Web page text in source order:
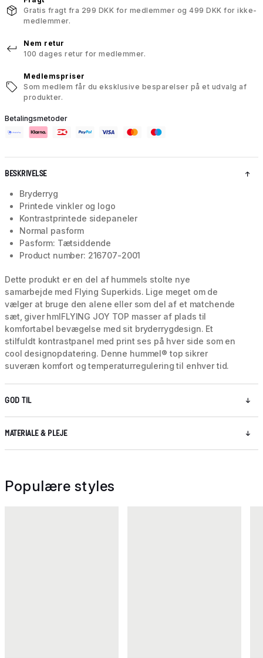
Gratis fragt fra 299 DKK for medlemmer og 499 DKK for ikke-
medlemmer.
Nem retur
100 dages retur for medlemmer.
Medlemspriser
Som medlem får du eksklusive besparelser på et udvalg af
produkter.
Betalingsmetoder
BESKRIVELSE
Bryderryg
Printede vinkler og logo
Kontrastprintede sidepaneler
Normal pasform
Pasform: Tætsiddende
Product number: 216707-2001
Dette produkt er en del af hummels stolte nye
samarbejde med Flying Superkids. Lige meget om de
vælger at bruge den alene eller som del af et matchende
sæt, giver hmlFLYING JOY TOP masser af plads til
komfortabel bevægelse med sit bryderrygdesign. Et
stilfuldt kontrastpanel med print ses på hver side som en
cool designopdatering. Denne hummel® top sikrer
suveræn komfort og temperaturregulering til enhver tid.
GOD TIL
MATERIALE & PLEJE
Populære styles